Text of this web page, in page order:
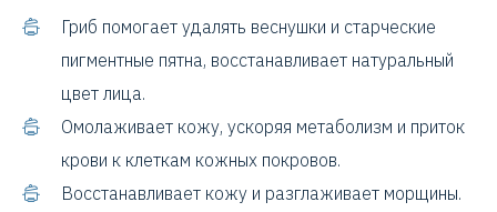
Гриб помогает удалять веснушки и старческие
пигментные пятна, восстанавливает натуральный
цвет лица.
Омолаживает кожу, ускоряя метаболизм и приток
крови к клеткам кожных покровов.
Восстанавливает кожу и разглаживает морщины.